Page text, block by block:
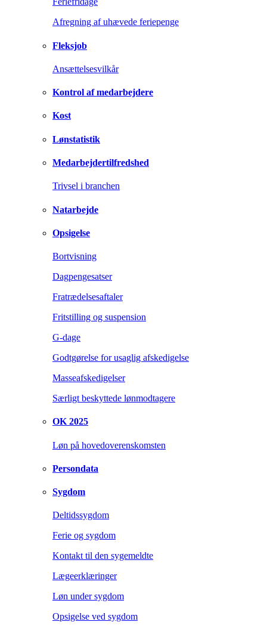
Afregning af uhævede feriepenge
Fleksjob
Ansættelsesvilkår
Kontrol af medarbejdere
Kost
Lønstatistik
Medarbejdertilfredshed
Trivsel i branchen
Natarbejde
Opsigelse
Bortvisning
Dagpengesatser
Fratrædelsesaftaler
Fritstilling og suspension
G-dage
Godtgørelse for usaglig afskedigelse
Masseafskedigelser
Særligt beskyttede lønmodtagere
OK 2025
Løn på hovedoverenskomsten
Persondata
Sygdom
Deltidssygdom
Ferie og sygdom
Kontakt til den sygemeldte
Lægeerklæringer
Løn under sygdom
Opsigelse ved sygdom